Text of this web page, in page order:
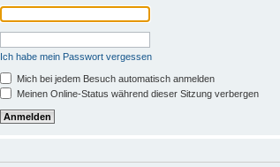
Ich habe mein Passwort vergessen
Mich bei jedem Besuch automatisch anmelden
Meinen Online-Status während dieser Sitzung verbergen